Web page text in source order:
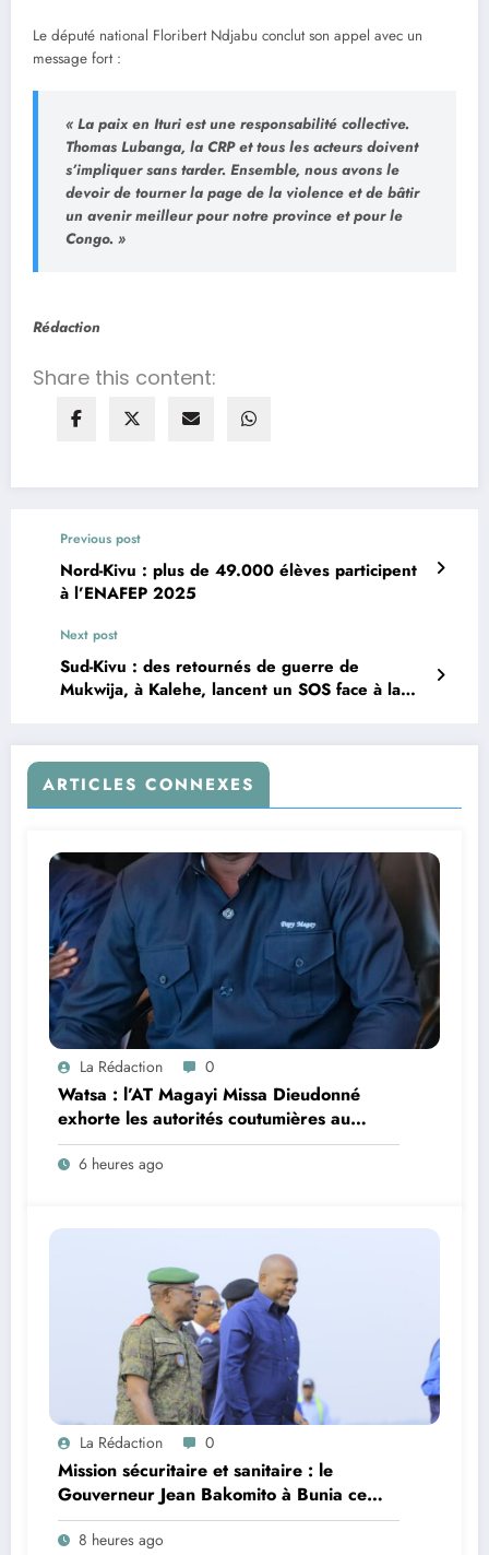
Le député national Floribert Ndjabu conclut son appel avec un
message fort :
« La paix en Ituri est une responsabilité collective.
Thomas Lubanga, la CRP et tous les acteurs doivent
s’impliquer sans tarder. Ensemble, nous avons le
devoir de tourner la page de la violence et de bâtir
un avenir meilleur pour notre province et pour le
Congo. »
Rédaction
Share this content:
Previous post
Nord-Kivu : plus de 49.000 élèves participent
à l’ENAFEP 2025
Next post
Sud-Kivu : des retournés de guerre de
Mukwija, à Kalehe, lancent un SOS face à la
ARTICLES CONNEXES
La Rédaction 0
Watsa : l’AT Magayi Missa Dieudonné
exhorte les autorités coutumières au
recensement et à l’identification de la
population en vue de renforcer la
6 heures ago
La Rédaction 0
Mission sécuritaire et sanitaire : le
Gouverneur Jean Bakomito à Bunia ce
vendredi
8 heures ago